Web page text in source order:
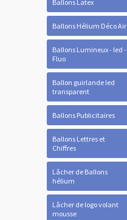
Ballons Latex
Ballons Hélium Déco Air
Ballons Lumineux - led -
Fluo
Ballon guirlande led
transparent
Ballons Publicitaires
Ballons Lettres et
Chiffres
Lâcher de Ballons
hélium
Lâcher de logo volant
mousse